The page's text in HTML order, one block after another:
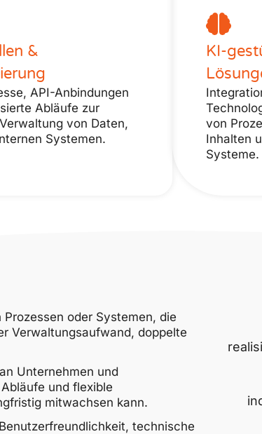
&
API-Anbindungen
Abläufe zur
von Daten,
Systemen.
KI-
von
Inhalten
Systeme.
oder Systemen, die
Verwaltungsaufwand, doppelte
Unternehmen und
und flexible
mitwachsen kann.
technische